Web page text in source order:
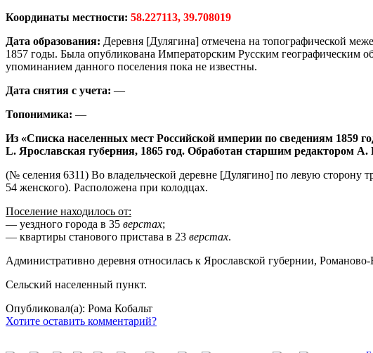
Координаты местности: 58.227113, 39.708019
Дата образования: Деревня [Дулягина] отмечена на топографической
1857 годы. Была опубликована Императорским Русским географическим
упоминанием данного поселения пока не известны.
Дата снятия с учета: —
Топонимика: —
Из «Списка населенных мест Российской империи по сведениям 1859
L. Ярославская губерния, 1865 год. Обработан старшим редактором
(№ селения 6311) Во владельческой деревне [Дулягино] по левую сторону
54 женского). Расположена при колодцах.
Поселение находилось от:
— уездного города в 35 верстах;
— квартиры станового пристава в 23 верстах.
Административно деревня относилась к Ярославской губернии, Романово-
Сельский населенный пункт.
Опубликовал(а): Рома Кобальт
Хотите оставить комментарий?